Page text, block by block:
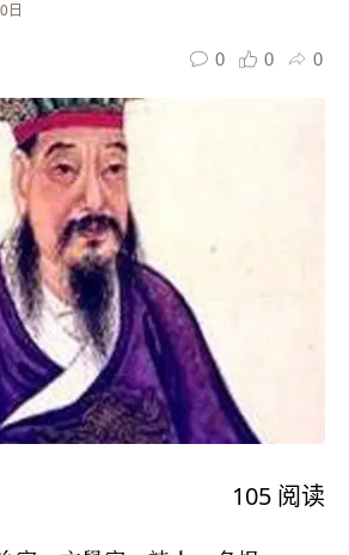
日
0 0 0
105 阅读